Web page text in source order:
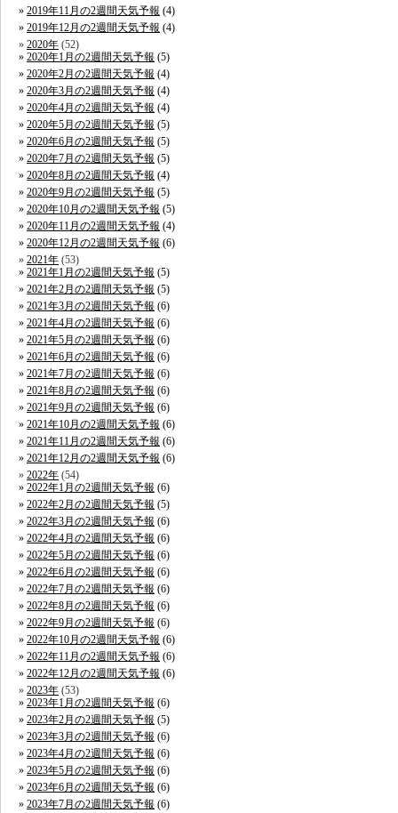
2019年11月の2週間天気予報 (4)
2019年12月の2週間天気予報 (4)
2020年 (52)
2020年1月の2週間天気予報 (5)
2020年2月の2週間天気予報 (4)
2020年3月の2週間天気予報 (4)
2020年4月の2週間天気予報 (4)
2020年5月の2週間天気予報 (5)
2020年6月の2週間天気予報 (5)
2020年7月の2週間天気予報 (5)
2020年8月の2週間天気予報 (4)
2020年9月の2週間天気予報 (5)
2020年10月の2週間天気予報 (5)
2020年11月の2週間天気予報 (4)
2020年12月の2週間天気予報 (6)
2021年 (53)
2021年1月の2週間天気予報 (5)
2021年2月の2週間天気予報 (5)
2021年3月の2週間天気予報 (6)
2021年4月の2週間天気予報 (6)
2021年5月の2週間天気予報 (6)
2021年6月の2週間天気予報 (6)
2021年7月の2週間天気予報 (6)
2021年8月の2週間天気予報 (6)
2021年9月の2週間天気予報 (6)
2021年10月の2週間天気予報 (6)
2021年11月の2週間天気予報 (6)
2021年12月の2週間天気予報 (6)
2022年 (54)
2022年1月の2週間天気予報 (6)
2022年2月の2週間天気予報 (5)
2022年3月の2週間天気予報 (6)
2022年4月の2週間天気予報 (6)
2022年5月の2週間天気予報 (6)
2022年6月の2週間天気予報 (6)
2022年7月の2週間天気予報 (6)
2022年8月の2週間天気予報 (6)
2022年9月の2週間天気予報 (6)
2022年10月の2週間天気予報 (6)
2022年11月の2週間天気予報 (6)
2022年12月の2週間天気予報 (6)
2023年 (53)
2023年1月の2週間天気予報 (6)
2023年2月の2週間天気予報 (5)
2023年3月の2週間天気予報 (6)
2023年4月の2週間天気予報 (6)
2023年5月の2週間天気予報 (6)
2023年6月の2週間天気予報 (6)
2023年7月の2週間天気予報 (6)